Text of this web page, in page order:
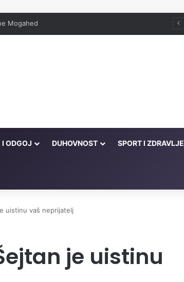
Mogahed
I ODGOJ DUHOVNOST SPORT I ZDRAVLJE
uistinu vaš neprijatelj
je uistinu